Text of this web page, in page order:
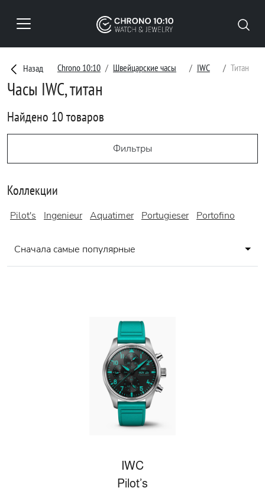
Назад Chrono 10:10 Швейцарские часы IWC Титан
Часы IWC, титан
Найдено 10 товаров
Фильтры
Коллекции
Pilot's Ingenieur Aquatimer Portugieser Portofino
Сначала самые популярные
IWC
Pilot’s